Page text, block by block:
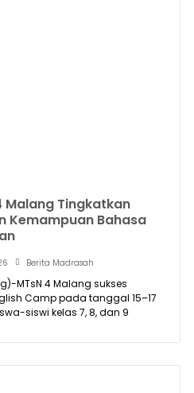
Malang Tingkatkan
Kemampuan Bahasa
Berita Madrasah
MTsN 4 Malang sukses
Camp pada tanggal 15–17
siswi kelas 7, 8, dan 9